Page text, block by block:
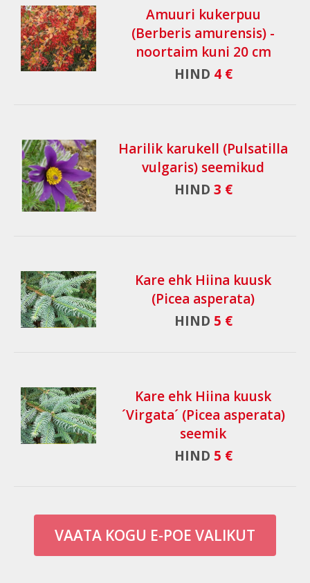
Amuuri kukerpuu
(Berberis amurensis) -
noortaim kuni 20 cm
HIND 4 €
Harilik karukell (Pulsatilla
vulgaris) seemikud
HIND 3 €
Kare ehk Hiina kuusk
(Picea asperata)
HIND 5 €
Kare ehk Hiina kuusk
´Virgata´ (Picea asperata)
seemik
HIND 5 €
VAATA KOGU E-POE VALIKUT